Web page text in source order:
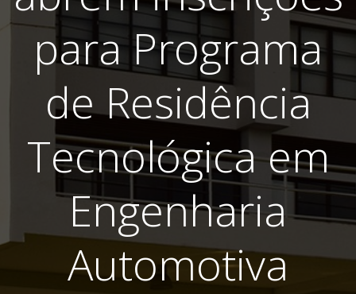
para Programa
de Residência
Tecnológica em
Engenharia
Automotiva